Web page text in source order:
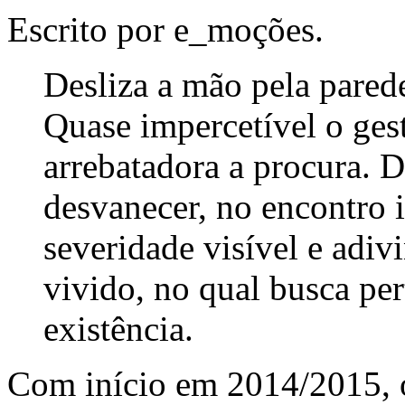
Escrito por e_moções.
Desliza a mão pela
Quase impercetível o
arrebatadora a procura.
desvanecer, no
severidade visível e
vivido, no qual busca
existência.
Com início em 2014/